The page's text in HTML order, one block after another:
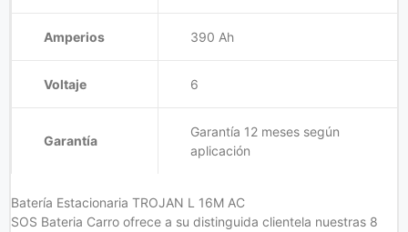
Amperios 390 Ah
Voltaje 6
Garantía
Garantía 12 meses según
aplicación
Batería Estacionaria TROJAN L 16M AC
SOS Bateria Carro ofrece a su distinguida clientela nuestras 8